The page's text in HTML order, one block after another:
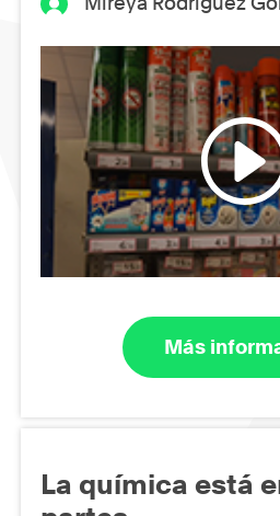
Más
La química está